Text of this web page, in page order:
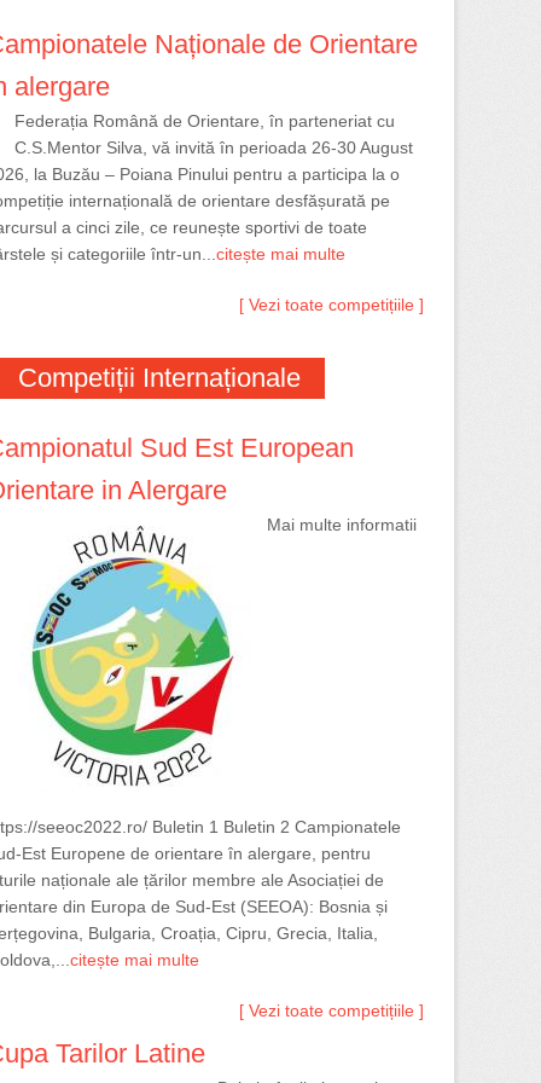
Naționale de Orientare
alergare
Federația Română de Orientare, în parteneriat cu
C.S.Mentor Silva, vă invită în perioada 26-30 August
la Buzău – Poiana Pinului pentru a participa la o
internațională de orientare desfășurată pe
a cinci zile, ce reunește sportivi de toate
și categoriile într-un... citește mai multe
[ Vezi toate competițiile ]
Competiții Internaționale
Sud Est European
in Alergare
Mai multe informatii
seeoc2022.ro/ Buletin 1 Buletin 2 Campionatele
Est Europene de orientare în alergare, pentru
naționale ale țărilor membre ale Asociației de
din Europa de Sud-Est (SEEOA): Bosnia și
Bulgaria, Croația, Cipru, Grecia, Italia,
citește mai multe
[ Vezi toate competițiile ]
Tarilor Latine